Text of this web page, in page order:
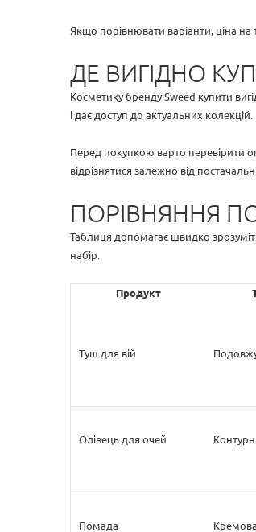
Якщо порівнювати варіанти, ціна
ДЕ ВИГІДНО
Косметику бренду Sweed купити
і дає доступ до актуальних колекцій.
Перед покупкою варто перевірити
відрізнятися залежно від
ПОРІВНЯННЯ
Таблиця допомагає швидко
набір.
Продукт
Туш для вій
Олівець для очей
Помада Кремова